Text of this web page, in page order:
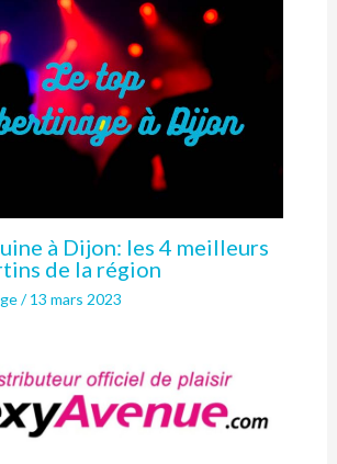
à Dijon: les 4 meilleurs
de la région
/13 mars 2023